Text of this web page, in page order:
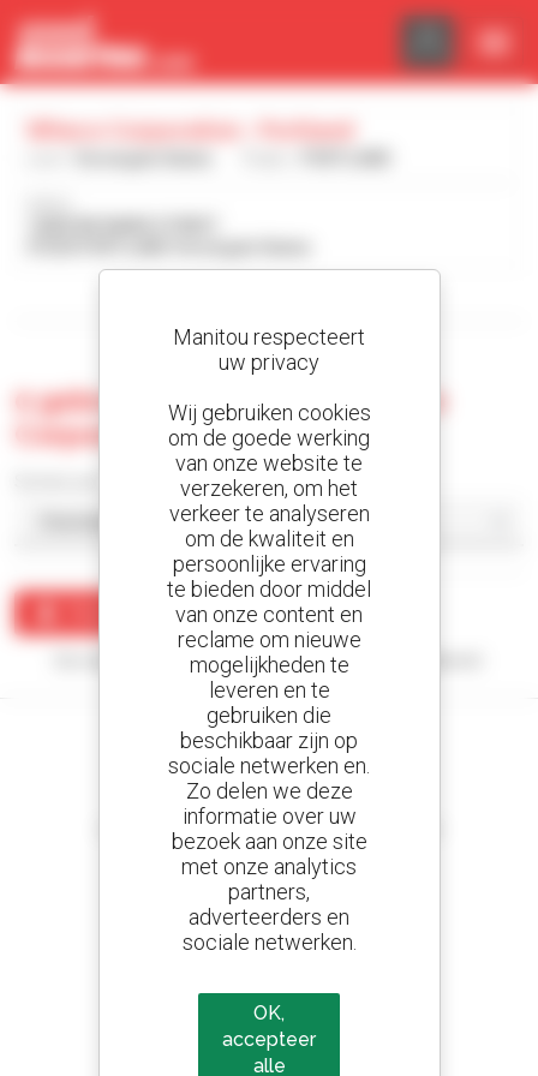
0 gebruikte machine bij Wheco
Corporation - Portland
Maak een waarschuwing
Uw zoekopdracht heeft geen enkel resultaat opgeleverd.
Stel meldingen in
en ontvang advertenties van tweedehandsmaterieel
800 dealers
Cookies beheer paneel
Manitou respecteert
uw privacy
Wij gebruiken cookies
om de goede werking
van onze website te
verzekeren, om het
verkeer te analyseren
om de kwaliteit en
persoonlijke ervaring
te bieden door middel
van onze content en
reclame om nieuwe
mogelijkheden te
leveren en te
gebruiken die
beschikbaar zijn op
sociale netwerken en.
Zo delen we deze
informatie over uw
bezoek aan onze site
met onze analytics
partners,
adverteerders en
sociale netwerken.
OK,
accepteer
alle